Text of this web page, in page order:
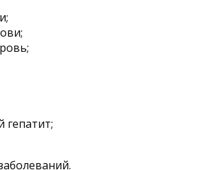
гепатит;